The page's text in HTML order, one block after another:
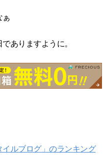
ぁ
ありますように。
ルブログ」のランキング